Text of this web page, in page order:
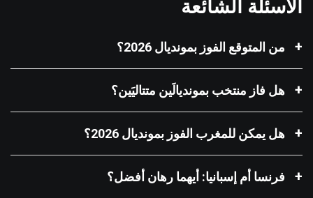
الأسئلة الشائعة
من المتوقع الفوز بمونديال 2026؟
هل فاز منتخب بمونديالَين متتاليَين؟
هل يمكن للمغرب الفوز بمونديال 2026؟
فرنسا أم إسبانيا: أيهما رهان أفضل؟